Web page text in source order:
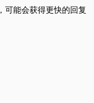
，可能会获得更快的回复